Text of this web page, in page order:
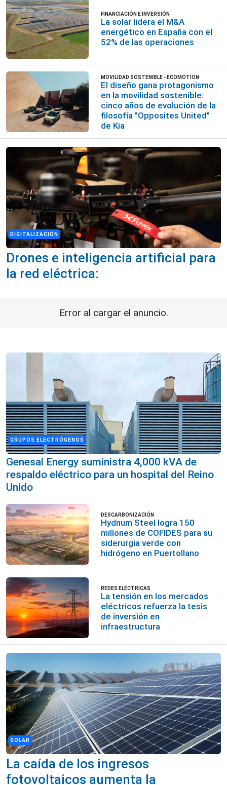
FINANCIACIÓN E INVERSIÓN
La solar lidera el M&A
energético en España con el
52% de las operaciones
MOVILIDAD SOSTENIBLE - ECOMOTION
El diseño gana protagonismo
en la movilidad sostenible:
cinco años de evolución de la
filosofía "Opposites United"
de Kia
DIGITALIZACIÓN
Drones e inteligencia artificial para
la red eléctrica:
Error al cargar el anuncio.
GRUPOS ELECTRÓGENOS
Genesal Energy suministra 4,000 kVA de
respaldo eléctrico para un hospital del Reino
Unido
DESCARBONIZACIÓN
Hydnum Steel logra 150
millones de COFIDES para su
siderurgia verde con
hidrógeno en Puertollano
REDES ELÉCTRICAS
La tensión en los mercados
eléctricos refuerza la tesis
de inversión en
infraestructura
SOLAR
La caída de los ingresos
fotovoltaicos aumenta la